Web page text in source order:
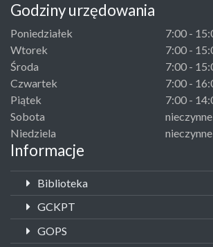
Godziny urzędowania
Poniedziałek
7:00 -
Wtorek
7:00 -
Środa
7:00 -
Czwartek
7:00 -
Piątek
7:00 -
Sobota
nieczynne
Niedziela
nieczynne
Informacje
Biblioteka
GCKPT
GOPS